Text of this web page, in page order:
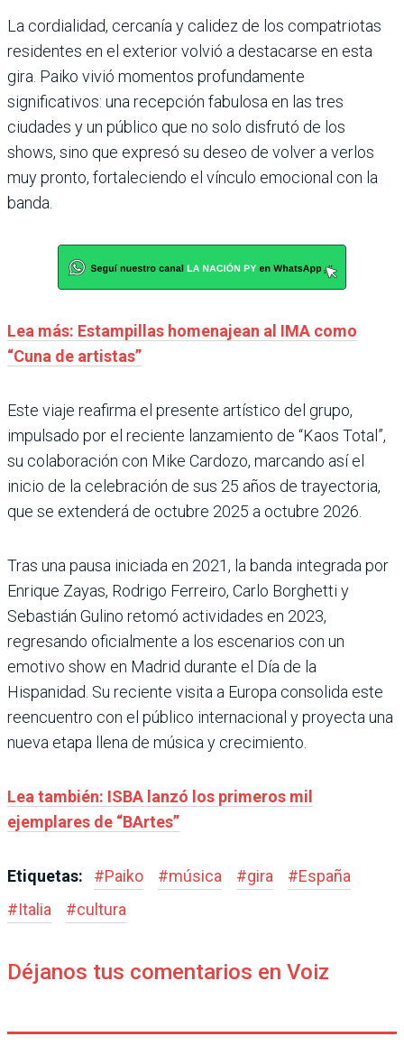
La cordialidad, cercanía y calidez de los compatriotas
residentes en el exterior volvió a destacarse en esta
gira. Paiko vivió momentos profundamente
significativos: una recepción fabulosa en las tres
ciudades y un público que no solo disfrutó de los
shows, sino que expresó su deseo de volver a verlos
muy pronto, fortaleciendo el vínculo emocional con la
banda.
Lea más: Estampillas homenajean al IMA como
“Cuna de artistas”
Este viaje reafirma el presente artístico del grupo,
impulsado por el reciente lanzamiento de “Kaos Total”,
su colaboración con Mike Cardozo, marcando así el
inicio de la celebración de sus 25 años de trayectoria,
que se extenderá de octubre 2025 a octubre 2026.
Tras una pausa iniciada en 2021, la banda integrada por
Enrique Zayas, Rodrigo Ferreiro, Carlo Borghetti y
Sebastián Gulino retomó actividades en 2023,
regresando oficialmente a los escenarios con un
emotivo show en Madrid durante el Día de la
Hispanidad. Su reciente visita a Europa consolida este
reencuentro con el público internacional y proyecta una
nueva etapa llena de música y crecimiento.
Lea también: ISBA lanzó los primeros mil
ejemplares de “BArtes”
Etiquetas: #Paiko #música #gira #España
#Italia #cultura
Déjanos tus comentarios en Voiz